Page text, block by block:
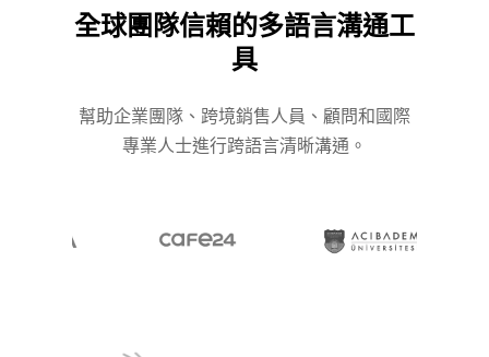
全球團隊信賴的多語言溝通工
具
幫助企業團隊、跨境銷售人員、顧問和國際
專業人士進行跨語言清晰溝通。